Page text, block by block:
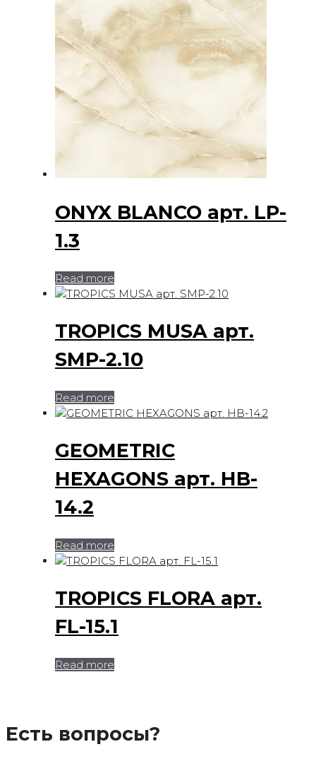
ONYX BLANCO арт. LP-
1.3
Read more
TROPICS MUSA арт.
SMP-2.10
Read more
GEOMETRIC
HEXAGONS арт. HB-
14.2
Read more
TROPICS FLORA арт.
FL-15.1
Read more
Есть вопросы?